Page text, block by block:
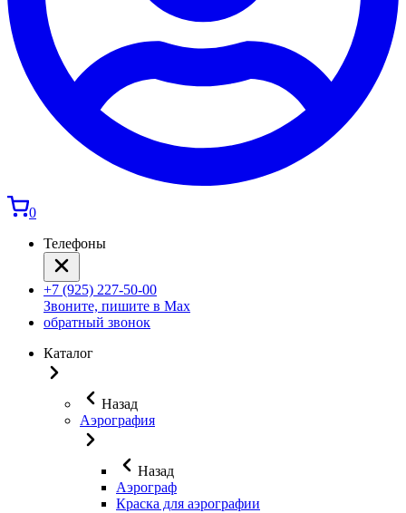
0
Телефоны
+7 (925) 227-50-00
Звоните, пишите в Max
обратный звонок
Каталог
Назад
Аэрография
Назад
Аэрограф
Краска для аэрографии